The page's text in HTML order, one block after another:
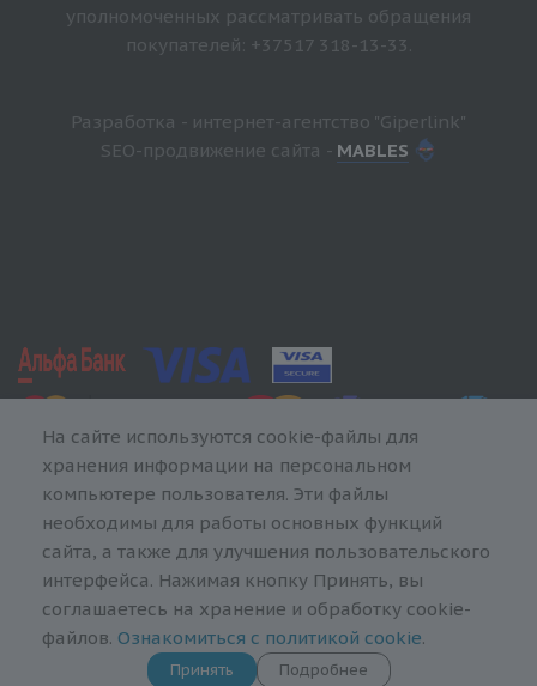
уполномоченных рассматривать обращения
покупателей: +37517 318-13-33.
Разработка - интернет-агентство "Giperlink"
SEO-продвижение сайта - MABLES
На сайте используются cookie-файлы для
хранения информации на персональном
компьютере пользователя. Эти файлы
необходимы для работы основных функций
сайта, а также для улучшения пользовательского
интерфейса. Нажимая кнопку Принять, вы
соглашаетесь на хранение и обработку cookie-
файлов. Ознакомиться с политикой cookie.
Принять Подробнее